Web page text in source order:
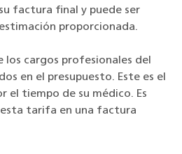
factura final y puede ser
proporcionada.
los cargos profesionales del
en el presupuesto. Este es el
el tiempo de su médico. Es
esta tarifa en una factura